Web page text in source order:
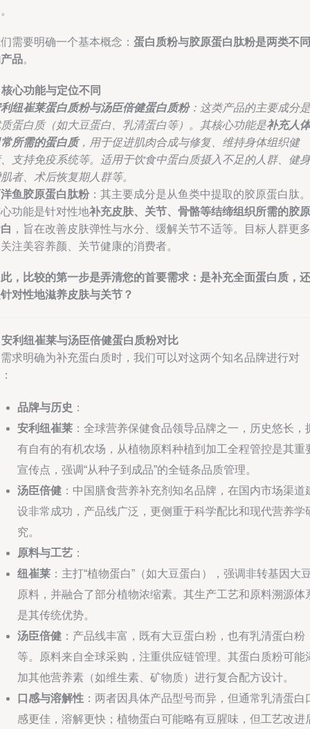
需要明确一个基本概念： 蛋白质粉与胶原蛋白肽粉是两类不同
品。
心功能与定位不同
纽崔莱蛋白质粉与汤臣倍健蛋白质粉：这类产品的主要成分是
蛋白质（如大豆蛋白、乳清蛋白等）。其核心功能是补充人体
所需的蛋白质，用于促进肌肉合成与修复、维持身体组织健
支持免疫系统等。适用于饮食中蛋白质摄入不足的人群、健身
者、术后恢复期人群等。
鱼胶原蛋白肽粉：其主要成分是从鱼类中提取的胶原蛋白肽。
功能是针对性地补充皮肤、关节、骨骼等结缔组织所需的胶原
，旨在改善皮肤弹性与水分、缓解关节不适等。目标人群更多
注美容养颜、关节健康的消费者。
，比较的第一步是弄清您的首要需求：是补充全面蛋白质，还
对性地滋养皮肤与关节？
利纽崔莱与汤臣倍健蛋白质粉对比
求明确为补充蛋白质时，我们可以对这两个知名品牌进行对
品牌与历史 ：
安利纽崔莱 ：全球营养保健食品领导品牌之一，历史悠长，
有自有的有机农场，从植物原料种植到加工全程管控是其重
宣传点，强调“从种子到成品”的全链条品质管理。
汤臣倍健 ：中国膳食营养补充剂知名品牌，在国内市场渠道
设非常成功，产品线广泛，更侧重于科学配比和现代营养学
究。
原料与工艺 ：
纽崔莱 ：主打“植物蛋白”（如大豆蛋白），强调非转基因大
原料，并融合了部分植物浓缩素。其生产工艺和原料溯源体
是其传统优势。
汤臣倍健 ：产品线丰富，既有大豆蛋白粉，也有乳清蛋白粉
等。原料来自全球采购，注重供应链管理。其蛋白质粉可能
加其他营养素（如维生素、矿物质）进行复合配方设计。
口感与溶解性 ：两者因具体产品型号而异，但通常乳清蛋白
感更佳，溶解更快；植物蛋白可能略有豆腥味，但工艺改进